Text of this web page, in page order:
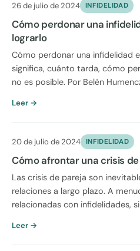
26 de julio de 2024 INFIDELIDAD
Cómo perdonar una
lograrlo
Cómo perdonar una infidelidad
significa, cuánto tarda, cómo
no es posible. Por Belén
Leer →
20 de julio de 2024 INFIDELIDAD
Cómo afrontar una crisis
Las crisis de pareja son
relaciones a largo plazo. A
relacionadas con infidelidades,
Leer →